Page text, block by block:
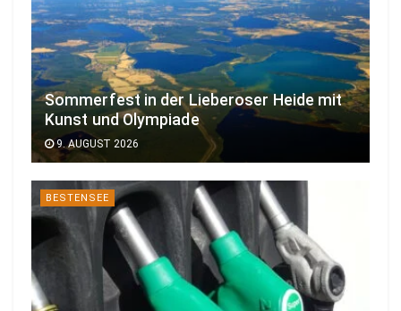
Sommerfest in der Lieberoser Heide mit
Kunst und Olympiade
9. AUGUST 2026
BESTENSEE